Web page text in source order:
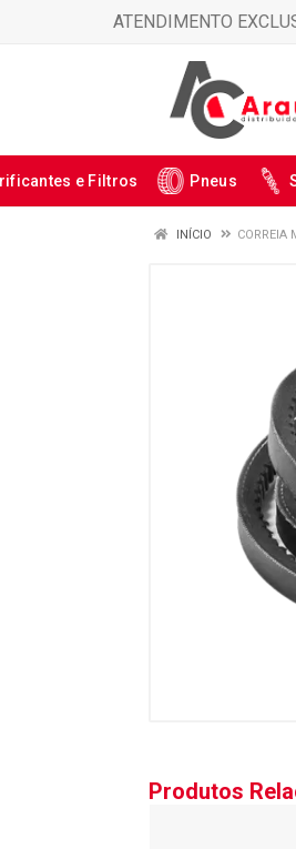
ATENDIMENTO
e Filtros Pneus
INÍCIO CORREIA
Produtos